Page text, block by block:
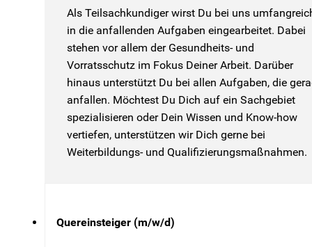
Als Teilsachkundiger wirst Du bei uns
in die anfallenden Aufgaben eingearbeitet. Dabei
stehen vor allem der Gesundheits- und
Vorratsschutz im Fokus Deiner Arbeit. Darüber
hinaus unterstützt Du bei allen Aufgaben, die
anfallen. Möchtest Du Dich auf ein Sachgebiet
spezialisieren oder Dein Wissen und Know-how
vertiefen, unterstützen wir Dich gerne bei
Weiterbildungs- und Qualifizierungsmaßnahmen.
Quereinsteiger (m/w/d)